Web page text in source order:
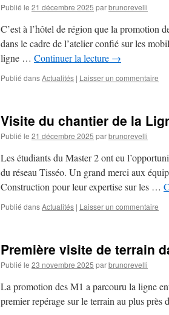
Publié le 21 décembre 2025 parbrunorevelli
C’est à l’hôtel de région que la promotion
dans le cadre de l’atelier confié sur les
ligne … Continuer la lecture →
Publié dansActualités | Laisser un commentaire
Visite du chantier de la
Publié le 21 décembre 2025 parbrunorevelli
Les étudiants du Master 2 ont eu
du réseau Tisséo. Un grand merci aux
Construction pour leur expertise sur les …
Publié dansActualités | Laisser un commentaire
Première visite de terrain
Publié le 23 novembre 2025 parbrunorevelli
La promotion des M1 a parcouru la ligne
premier repérage sur le terrain au plus près